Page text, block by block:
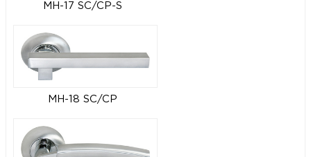
MH-17 SC/CP-S
MH-18 SC/CP